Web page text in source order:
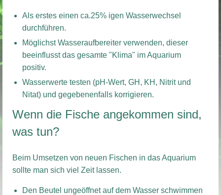
Als erstes einen ca.25% igen Wasserwechsel
durchführen.
Möglichst Wasseraufbereiter verwenden, dieser
beeinflusst das gesamte "Klima" im Aquarium
positiv.
Wasserwerte testen (pH-Wert, GH, KH, Nitrit und
Nitat) und gegebenenfalls korrigieren.
Wenn die Fische angekommen sind,
was tun?
Beim Umsetzen von neuen Fischen in das Aquarium
sollte man sich viel Zeit lassen.
Den Beutel ungeöffnet auf dem Wasser schwimmen